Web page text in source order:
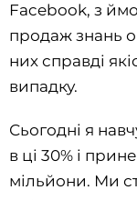
Facebook, з
продаж знань
них справді
випадку.
Сьогодні я
в ці 30% і
мільйони. Ми